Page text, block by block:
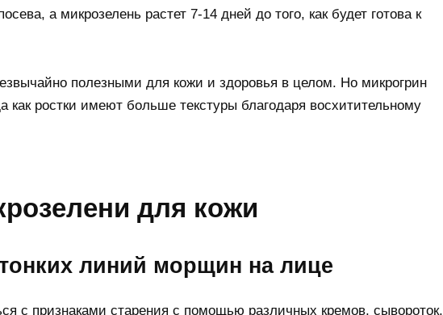
а микрозелень растет 7-14 дней до того, как будет готова к
полезными для кожи и здоровья в целом. Но микрогрин
как ростки имеют больше текстуры благодаря восхитительному
для кожи
линий морщин на лице
с признаками старения с помощью различных кремов, сывороток,